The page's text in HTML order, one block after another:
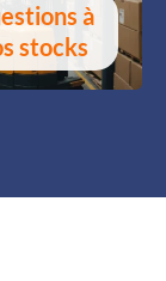
à
stocks